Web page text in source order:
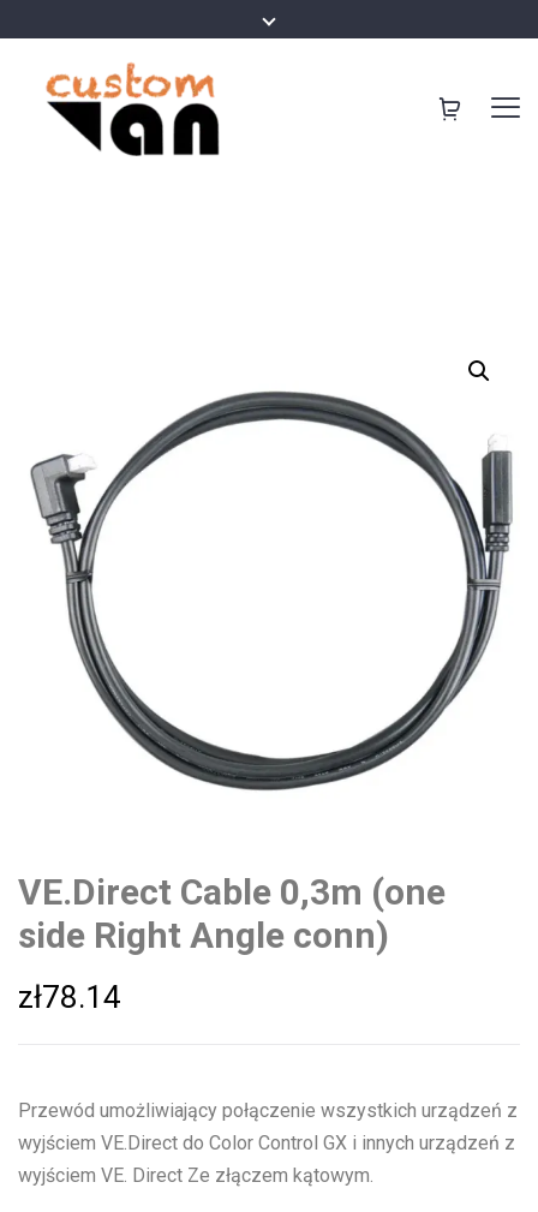
VE.Direct Cable 0,3m (one
side Right Angle conn)
zł78.14
Przewód umożliwiający połączenie wszystkich urządzeń z
wyjściem VE.Direct do Color Control GX i innych urządzeń z
wyjściem VE. Direct Ze złączem kątowym.